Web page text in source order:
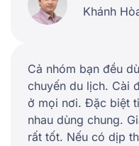
Khánh
Cả nhóm bạn đều
chuyến du lịch. Cài
ở mọi nơi. Đặc biệt
nhau dùng chung.
rất tốt. Nếu có dịp